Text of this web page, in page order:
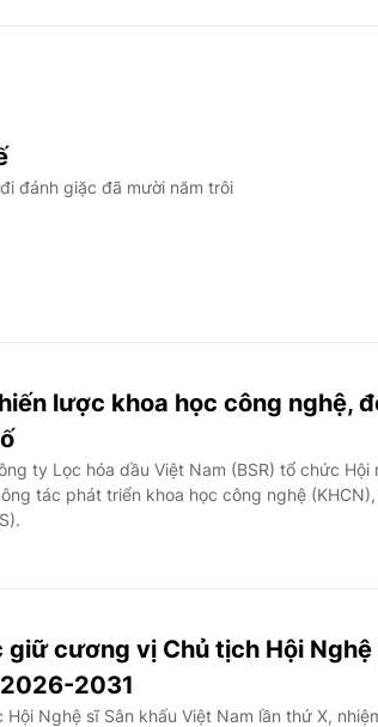
đánh giặc đã mười năm trôi
lược khoa học công nghệ,
ty Lọc hóa dầu Việt Nam (BSR) tổ chức Hội
tác phát triển khoa học công nghệ
giữ cương vị Chủ tịch Hội Nghệ
2031
Nghệ sĩ Sân khấu Việt Nam lần thứ X,